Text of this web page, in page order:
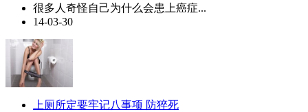
很多人奇怪自己为什么会患上癌症...
14-03-30
上厕所定要牢记八事项 防猝死